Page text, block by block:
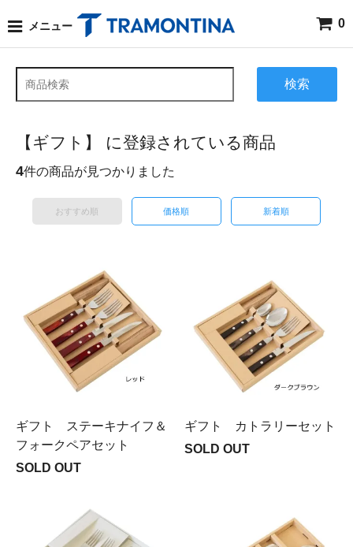
メニュー 0
検索
【ギフト】 に登録されている商品
4件の商品が見つかりました
おすすめ順 価格順 新着順
ギフト ステーキナイフ＆
フォークペアセット
SOLD OUT
ギフト カトラリーセット
SOLD OUT